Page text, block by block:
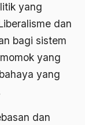
yang
dan
bagi sistem
yang
yang
dan